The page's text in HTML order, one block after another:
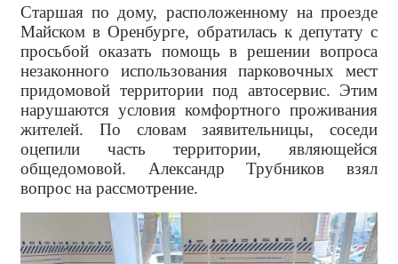
Старшая по дому, расположенному на проезде
Майском в Оренбурге, обратилась к депутату с
просьбой оказать помощь в решении вопроса
незаконного использования парковочных мест
придомовой территории под автосервис. Этим
нарушаются условия комфортного проживания
жителей. По словам заявительницы, соседи
оцепили часть территории, являющейся
общедомовой. Александр Трубников взял
вопрос на рассмотрение.